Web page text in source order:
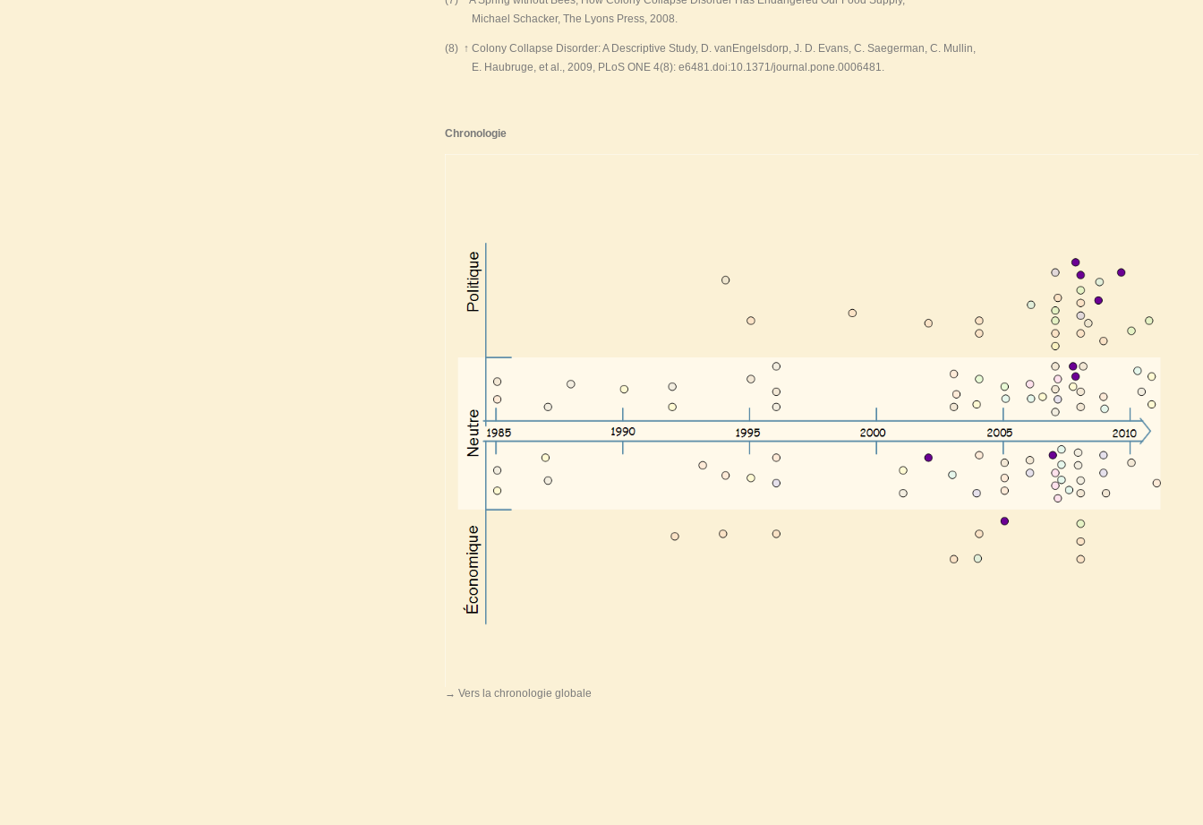
Michael Schacker, The Lyons Press, 2008.
(8) ↑ Colony Collapse Disorder: A Descriptive Study, D. vanEngelsdorp, J. D. Evans, C. Saegerman, C. Mullin,
E. Haubruge, et al., 2009, PLoS ONE 4(8): e6481.doi:10.1371/journal.pone.0006481.
Chronologie
→ Vers la chronologie globale